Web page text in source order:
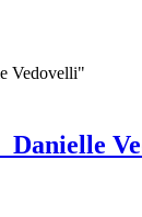
Vedovelli"
Danielle